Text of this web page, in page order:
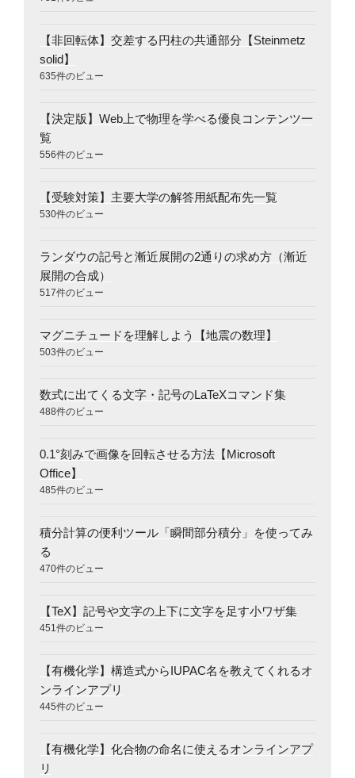
【非回転体】交差する円柱の共通部分【Steinmetz
solid】
635件のビュー
【決定版】Web上で物理を学べる優良コンテンツ一
覧
556件のビュー
【受験対策】主要大学の解答用紙配布先一覧
530件のビュー
ランダウの記号と漸近展開の2通りの求め方（漸近
展開の合成）
517件のビュー
マグニチュードを理解しよう【地震の数理】
503件のビュー
数式に出てくる文字・記号のLaTeXコマンド集
488件のビュー
0.1°刻みで画像を回転させる方法【Microsoft
Office】
485件のビュー
積分計算の便利ツール「瞬間部分積分」を使ってみ
る
470件のビュー
【TeX】記号や文字の上下に文字を足す小ワザ集
451件のビュー
【有機化学】構造式からIUPAC名を教えてくれるオ
ンラインアプリ
445件のビュー
【有機化学】化合物の命名に使えるオンラインアプ
リ